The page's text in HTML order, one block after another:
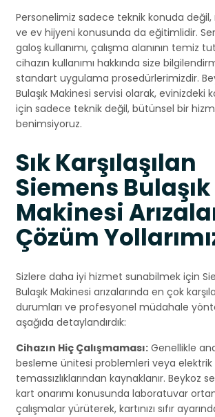
Personelimiz sadece teknik konuda
ve ev hijyeni konusunda da eğitimlidir.
galoş kullanımı, çalışma alanının temiz
cihazın kullanımı hakkında size
standart uygulama prosedürlerimizdir.
Bulaşık Makinesi servisi olarak, evinizdeki
için sadece teknik değil, bütünsel bir
benimsiyoruz.
Sık Karşılaşılan
Siemens Bulaşık
Makinesi
Çözüm
Sizlere daha iyi hizmet sunabilmek için
Bulaşık Makinesi arızalarında en çok
durumları ve profesyonel müdahale
aşağıda detaylandırdık:
Cihazın Hiç Çalışmaması: Genellikle
besleme ünitesi problemleri veya elektrik
temassızlıklarından kaynaklanır. Beykoz
kart onarımı konusunda laboratuvar
çalışmalar yürüterek, kartınızı sıfır